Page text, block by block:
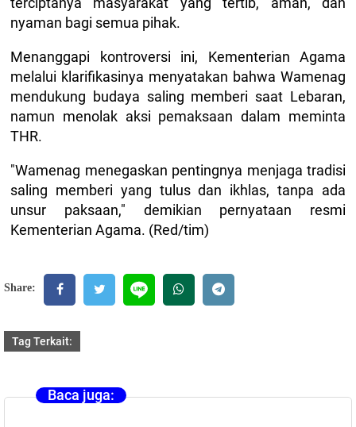
nyaman bagi semua pihak.
Menanggapi kontroversi ini, Kementerian Agama
melalui klarifikasinya menyatakan bahwa Wamenag
mendukung budaya saling memberi saat Lebaran,
namun menolak aksi pemaksaan dalam meminta
THR.
"Wamenag menegaskan pentingnya menjaga tradisi
saling memberi yang tulus dan ikhlas, tanpa ada
unsur paksaan," demikian pernyataan resmi
Kementerian Agama. (Red/tim)
Share:
Tag Terkait:
Baca juga: